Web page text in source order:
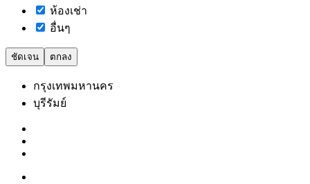
ห้องเช่า
อื่นๆ
ชัดเจน ตกลง
กรุงเทพมหานคร
บุรีรัมย์